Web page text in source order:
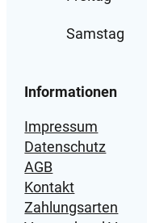
Samstag
Informationen
Impressum
Datenschutz
AGB
Kontakt
Zahlungsarten